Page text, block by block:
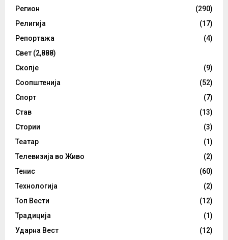
Регион
(290)
Религија
(17)
Репортажа
(4)
Свет (2,888)
Скопје
(9)
Соопштенија
(52)
Спорт
(7)
Став
(13)
Стории
(3)
Театар
(1)
Телевизија во Живо
(2)
Тенис
(60)
Технологија
(2)
Топ Вести
(12)
Традиција
(1)
Ударна Вест
(12)